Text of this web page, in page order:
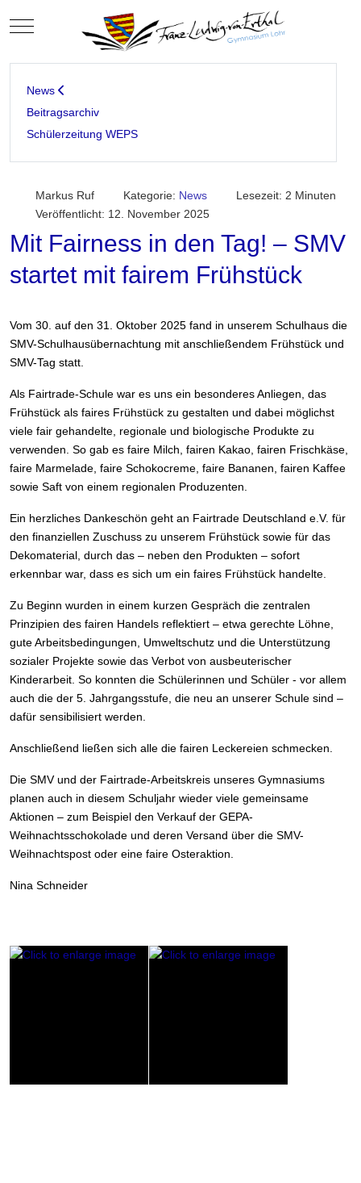
Mobile Menu Toggle
News
Beitragsarchiv
Schülerzeitung WEPS
Markus Ruf Kategorie: News
Lesezeit: 2 Minuten
Veröffentlicht: 12. November 2025
Mit Fairness in den Tag! – SMV
startet mit fairem Frühstück
Vom 30. auf den 31. Oktober 2025 fand in unserem Schulhaus die
SMV-Schulhausübernachtung mit anschließendem Frühstück und
SMV-Tag statt.
Als Fairtrade-Schule war es uns ein besonderes Anliegen, das
Frühstück als faires Frühstück zu gestalten und dabei möglichst
viele fair gehandelte, regionale und biologische Produkte zu
verwenden. So gab es faire Milch, fairen Kakao, fairen Frischkäse,
faire Marmelade, faire Schokocreme, faire Bananen, fairen Kaffee
sowie Saft von einem regionalen Produzenten.
Ein herzliches Dankeschön geht an Fairtrade Deutschland e.V. für
den finanziellen Zuschuss zu unserem Frühstück sowie für das
Dekomaterial, durch das – neben den Produkten – sofort
erkennbar war, dass es sich um ein faires Frühstück handelte.
Zu Beginn wurden in einem kurzen Gespräch die zentralen
Prinzipien des fairen Handels reflektiert – etwa gerechte Löhne,
gute Arbeitsbedingungen, Umweltschutz und die Unterstützung
sozialer Projekte sowie das Verbot von ausbeuterischer
Kinderarbeit. So konnten die Schülerinnen und Schüler - vor allem
auch die der 5. Jahrgangsstufe, die neu an unserer Schule sind –
dafür sensibilisiert werden.
Anschließend ließen sich alle die fairen Leckereien schmecken.
Die SMV und der Fairtrade-Arbeitskreis unseres Gymnasiums
planen auch in diesem Schuljahr wieder viele gemeinsame
Aktionen – zum Beispiel den Verkauf der GEPA-
Weihnachtsschokolade und deren Versand über die SMV-
Weihnachtspost oder eine faire Osteraktion.
Nina Schneider